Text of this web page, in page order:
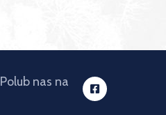
Polub nas na